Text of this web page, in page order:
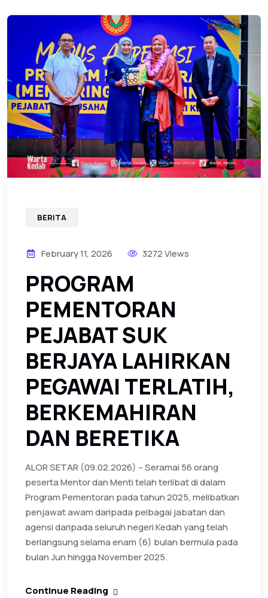
BERITA
February 11, 2026 3272 Views
PROGRAM
PEMENTORAN
PEJABAT SUK
BERJAYA LAHIRKAN
PEGAWAI TERLATIH,
BERKEMAHIRAN
DAN BERETIKA
ALOR SETAR (09.02.2026) – Seramai 56 orang
peserta Mentor dan Menti telah terlibat di dalam
Program Pementoran pada tahun 2025, melibatkan
penjawat awam daripada pelbagai jabatan dan
agensi daripada seluruh negeri Kedah yang telah
berlangsung selama enam (6) bulan bermula pada
bulan Jun hingga November 2025.
Continue Reading